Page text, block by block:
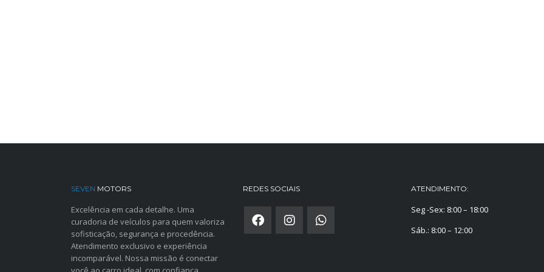
SEVEN MOTORS
Excelência em cada detalhe. Uma
curadoria de veículos para quem valoriza
sofisticação, segurança e procedência.
Atendimento exclusivo e experiência
incomparável. Nossa missão é conectar
REDES SOCIAIS ATENDIMENTO:
Seg -Sex: 8:00 – 18:00
Sáb.: 8:00 – 12:00